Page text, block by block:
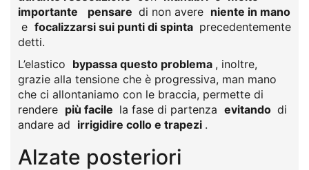
importante
pensare di non avere niente in mano
e focalizzarsi sui punti di spinta precedentemente
detti.
L’elastico bypassa questo problema , inoltre,
grazie alla tensione che è progressiva, man mano
che ci allontaniamo con le braccia, permette di
rendere più facile la fase di partenza evitando di
andare ad irrigidire collo e trapezi .
Alzate posteriori